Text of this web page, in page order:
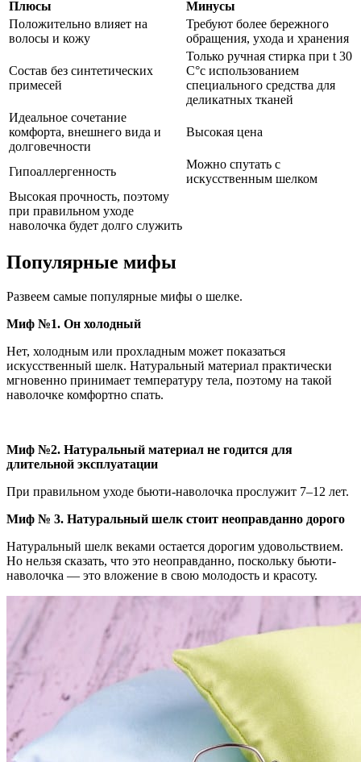
Плюсы
Минусы
Положительно влияет на
волосы и кожу
Требуют более бережного
обращения, ухода и хранения
Состав без синтетических
примесей
Только ручная стирка при t 30
C°с использованием
специального средства для
деликатных тканей
Идеальное сочетание
комфорта, внешнего вида и
долговечности
Высокая цена
Гипоаллергенность
Можно спутать с
искусственным шелком
Высокая прочность, поэтому
при правильном уходе
наволочка будет долго служить
Популярные мифы
Развеем самые популярные мифы о шелке.
Миф №1. Он холодный
Нет, холодным или прохладным может показаться
искусственный шелк. Натуральный материал практически
мгновенно принимает температуру тела, поэтому на такой
наволочке комфортно спать.
Миф №2. Натуральный материал не годится для
длительной эксплуатации
При правильном уходе бьюти-наволочка прослужит 7–12 лет.
Миф № 3. Натуральный шелк стоит неоправданно дорого
Натуральный шелк веками остается дорогим удовольствием.
Но нельзя сказать, что это неоправданно, поскольку бьюти-
наволочка — это вложение в свою молодость и красоту.